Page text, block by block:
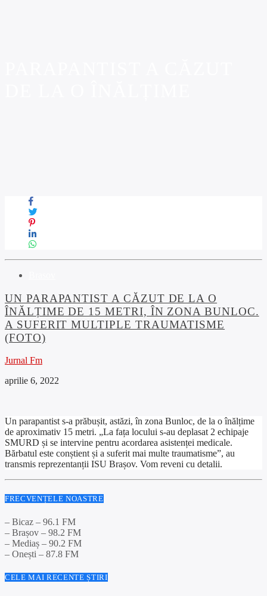
UN PARAPANTIST A CĂZUT DE LA O
ÎNĂLȚIME DE 15 METRI, ÎN ZONA BUNLOC.
A SUFERIT MULTIPLE TRAUMATISME
(FOTO)
Jurnal Fm
aprilie 6, 2022
Un parapantist s-a prăbușit, astăzi, în zona Bunloc, de la o înălțime
de aproximativ 15 metri. „La fața locului s-au deplasat 2 echipaje
SMURD și se intervine pentru acordarea asistenței medicale.
Bărbatul este conștient și a suferit mai multe traumatisme”, au
transmis reprezentanții ISU Brașov. Vom reveni cu detalii.
FRECVENȚELE NOASTRE
– Bicaz – 96.1 FM
– Brașov – 98.2 FM
– Mediaș – 90.2 FM
– Onești – 87.8 FM
CELE MAI RECENTE ȘTIRI